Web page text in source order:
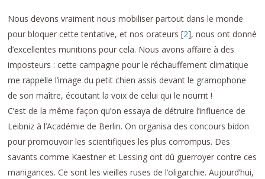
Nous devons vraiment nous mobiliser partout dans le monde
pour bloquer cette tentative, et nos orateurs [2], nous ont donné
d’excellentes munitions pour cela. Nous avons affaire à des
imposteurs : cette campagne pour le réchauffement climatique
me rappelle l’image du petit chien assis devant le gramophone
de son maître, écoutant la voix de celui qui le nourrit !
C’est de la même façon qu’on essaya de détruire l’influence de
Leibniz à l’Académie de Berlin. On organisa des concours bidon
pour promouvoir les scientifiques les plus corrompus. Des
savants comme Kaestner et Lessing ont dû guerroyer contre ces
manigances. Ce sont les vieilles ruses de l’oligarchie. Aujourd’hui,